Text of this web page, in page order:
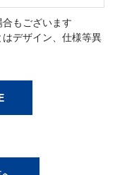
もございます
デザイン、仕様等異